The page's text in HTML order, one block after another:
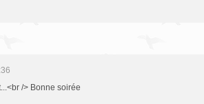
/> Bonne soirée